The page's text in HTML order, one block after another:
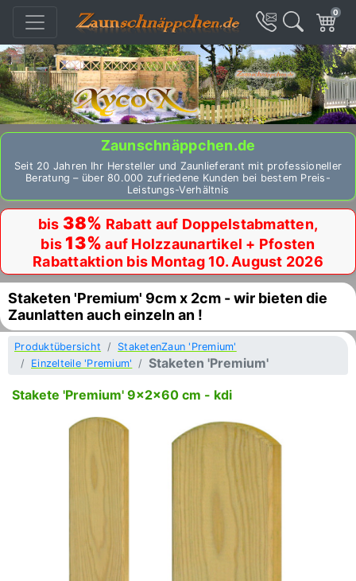
0
Zaunschnäppchen.de
Seit 20 Jahren Ihr Hersteller und Zaunlieferant mit professioneller
Beratung – über 80.000 zufriedene Kunden bei bestem Preis-
Leistungs-Verhältnis
bis 38% Rabatt auf Doppelstabmatten,
bis 13% auf Holzzaunartikel + Pfosten
Rabattaktion bis Montag 10. August 2026
Staketen 'Premium' 9cm x 2cm - wir bieten die
Zaunlatten auch einzeln an !
Produktübersicht
StaketenZaun 'Premium'
Einzelteile 'Premium'
Staketen 'Premium'
Stakete 'Premium' 9x2x60 cm - kdi